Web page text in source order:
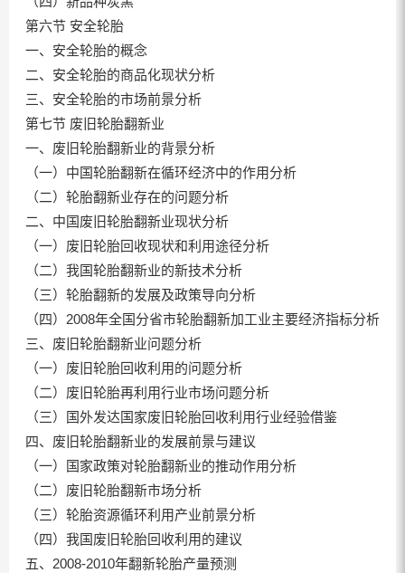
第六节 安全轮胎
一、安全轮胎的概念
二、安全轮胎的商品化现状分析
三、安全轮胎的市场前景分析
第七节 废旧轮胎翻新业
一、废旧轮胎翻新业的背景分析
（一）中国轮胎翻新在循环经济中的作用分析
（二）轮胎翻新业存在的问题分析
二、中国废旧轮胎翻新业现状分析
（一）废旧轮胎回收现状和利用途径分析
（二）我国轮胎翻新业的新技术分析
（三）轮胎翻新的发展及政策导向分析
（四）2008年全国分省市轮胎翻新加工业主要经济指标分析
三、废旧轮胎翻新业问题分析
（一）废旧轮胎回收利用的问题分析
（二）废旧轮胎再利用行业市场问题分析
（三）国外发达国家废旧轮胎回收利用行业经验借鉴
四、废旧轮胎翻新业的发展前景与建议
（一）国家政策对轮胎翻新业的推动作用分析
（二）废旧轮胎翻新市场分析
（三）轮胎资源循环利用产业前景分析
（四）我国废旧轮胎回收利用的建议
五、2008-2010年翻新轮胎产量预测